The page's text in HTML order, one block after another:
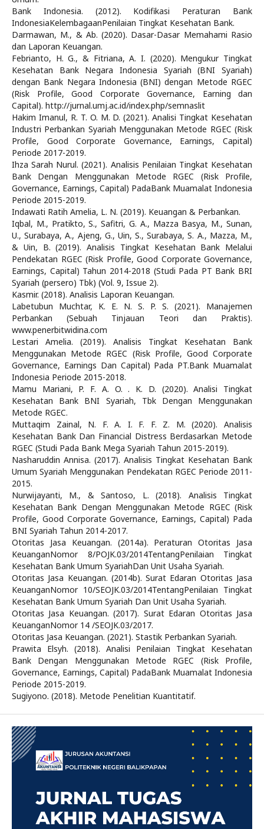
Bank Indonesia. (2012). Kodifikasi Peraturan Bank
IndonesiaKelembagaanPenilaian Tingkat Kesehatan Bank.
Darmawan, M., & Ab. (2020). Dasar-Dasar Memahami Rasio
dan Laporan Keuangan.
Febrianto, H. G., & Fitriana, A. I. (2020). Mengukur Tingkat
Kesehatan Bank Negara Indonesia Syariah (BNI Syariah)
dengan Bank Negara Indonesia (BNI) dengan Metode RGEC
(Risk Profile, Good Corporate Governance, Earning dan
Capital). http://jurnal.umj.ac.id/index.php/semnaslit
Hakim Imanul, R. T. O. M. D. (2021). Analisi Tingkat Kesehatan
Industri Perbankan Syariah Menggunakan Metode RGEC (Risk
Profile, Good Corporate Governance, Earnings, Capital)
Periode 2017-2019.
Ihza Sarah Nurul. (2021). Analisis Penilaian Tingkat Kesehatan
Bank Dengan Menggunakan Metode RGEC (Risk Profile,
Governance, Earnings, Capital) PadaBank Muamalat Indonesia
Periode 2015-2019.
Indawati Ratih Amelia, L. N. (2019). Keuangan & Perbankan.
Iqbal, M., Pratikto, S., Safitri, G. A., Mazza Basya, M., Sunan,
U., Surabaya, A., Ajeng, G., Uin, S., Surabaya, S. A., Mazza, M.,
& Uin, B. (2019). Analisis Tingkat Kesehatan Bank Melalui
Pendekatan RGEC (Risk Profile, Good Corporate Governance,
Earnings, Capital) Tahun 2014-2018 (Studi Pada PT Bank BRI
Syariah (persero) Tbk) (Vol. 9, Issue 2).
Kasmir. (2018). Analisis Laporan Keuangan.
Labetubun Muchtar, K. E. N. S. P. S. (2021). Manajemen
Perbankan (Sebuah Tinjauan Teori dan Praktis).
www.penerbitwidina.com
Lestari Amelia. (2019). Analisis Tingkat Kesehatan Bank
Menggunakan Metode RGEC (Risk Profile, Good Corporate
Governance, Earnings Dan Capital) Pada PT.Bank Muamalat
Indonesia Periode 2015-2018.
Mamu Mariani, P. F. A. O. . K. D. (2020). Analisi Tingkat
Kesehatan Bank BNI Syariah, Tbk Dengan Menggunakan
Metode RGEC.
Muttaqim Zainal, N. F. A. I. F. F. Z. M. (2020). Analisis
Kesehatan Bank Dan Financial Distress Berdasarkan Metode
RGEC (Studi Pada Bank Mega Syariah Tahun 2015-2019).
Nasharuddin Annisa. (2017). Analisis Tingkat Kesehatan Bank
Umum Syariah Menggunakan Pendekatan RGEC Periode 2011-
2015.
Nurwijayanti, M., & Santoso, L. (2018). Analisis Tingkat
Kesehatan Bank Dengan Menggunakan Metode RGEC (Risk
Profile, Good Corporate Governance, Earnings, Capital) Pada
BNI Syariah Tahun 2014-2017.
Otoritas Jasa Keuangan. (2014a). Peraturan Otoritas Jasa
KeuanganNomor 8/POJK.03/2014TentangPenilaian Tingkat
Kesehatan Bank Umum SyariahDan Unit Usaha Syariah.
Otoritas Jasa Keuangan. (2014b). Surat Edaran Otoritas Jasa
KeuanganNomor 10/SEOJK.03/2014TentangPenilaian Tingkat
Kesehatan Bank Umum Syariah Dan Unit Usaha Syariah.
Otoritas Jasa Keuangan. (2017). Surat Edaran Otoritas Jasa
KeuanganNomor 14 /SEOJK.03/2017.
Otoritas Jasa Keuangan. (2021). Stastik Perbankan Syariah.
Prawita Elsyh. (2018). Analisi Penilaian Tingkat Kesehatan
Bank Dengan Menggunakan Metode RGEC (Risk Profile,
Governance, Earnings, Capital) PadaBank Muamalat Indonesia
Periode 2015-2019.
Sugiyono. (2018). Metode Penelitian Kuantitatif.